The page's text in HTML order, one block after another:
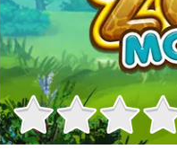
Informații despre joc